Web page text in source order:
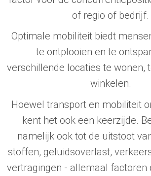
of regio of bedrijf.
Optimale mobiliteit biedt
te ontplooien en te
verschillende locaties te wonen,
winkelen.
Hoewel transport en mobiliteit
kent het ook een keerzijde.
namelijk ook tot de uitstoot
stoffen, geluidsoverlast,
vertragingen - allemaal factoren